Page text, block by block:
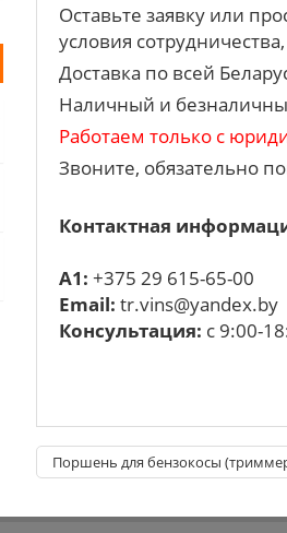
Оставьте заявку или
условия
Доставка по всей
Наличный и
Работаем только с
Звоните, обязательно
Контактная
A1: +375 29 615-65-00
Email: tr.vins@yandex.by
Консультация: с 9:00-
Поршень для бензокосы